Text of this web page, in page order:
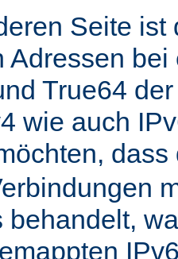
Seite ist
Adressen
True64
wie auch
behandelt,